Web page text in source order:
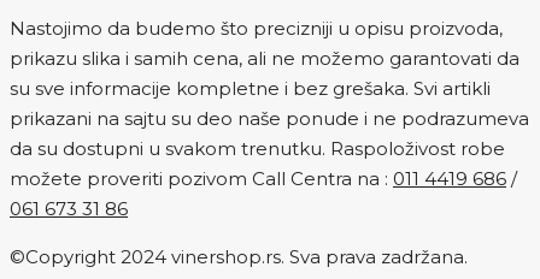
Nastojimo da budemo što precizniji u opisu proizvoda,
prikazu slika i samih cena, ali ne možemo garantovati da
su sve informacije kompletne i bez grešaka. Svi artikli
prikazani na sajtu su deo naše ponude i ne podrazumeva
da su dostupni u svakom trenutku. Raspoloživost robe
možete proveriti pozivom Call Centra na : 011 4419 686 /
061 673 31 86
©Copyright 2024 vinershop.rs. Sva prava zadržana.